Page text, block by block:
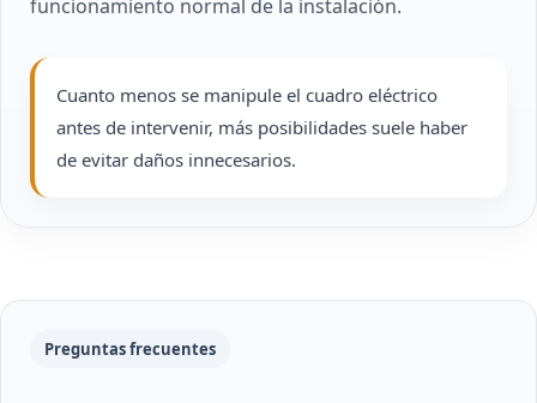
funcionamiento normal de la instalación.
Cuanto menos se manipule el cuadro eléctrico
antes de intervenir, más posibilidades suele haber
de evitar daños innecesarios.
Preguntas frecuentes